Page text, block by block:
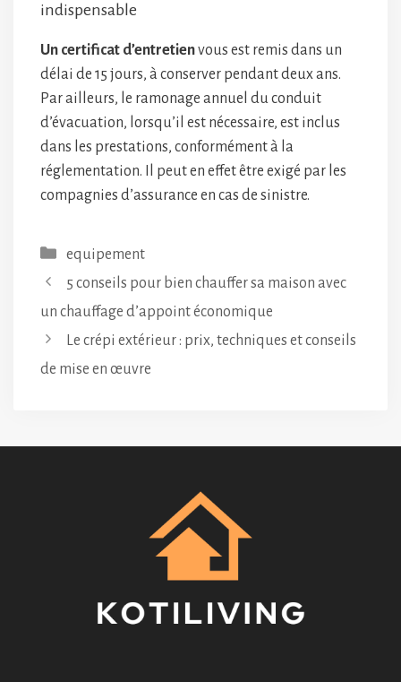
indispensable
Un certificat d’entretienvous est remis dans un
délai de 15 jours, à conserver pendant deux ans.
Par ailleurs, le ramonage annuel du conduit
d’évacuation, lorsqu’il est nécessaire, est inclus
dans les prestations, conformément à la
réglementation. Il peut en effet être exigé par les
compagnies d’assurance en cas de sinistre.
Catégories
equipement
5 conseils pour bien chauffer sa maison avec
un chauffage d’appoint économique
Le crépi extérieur : prix, techniques et conseils
de mise en œuvre